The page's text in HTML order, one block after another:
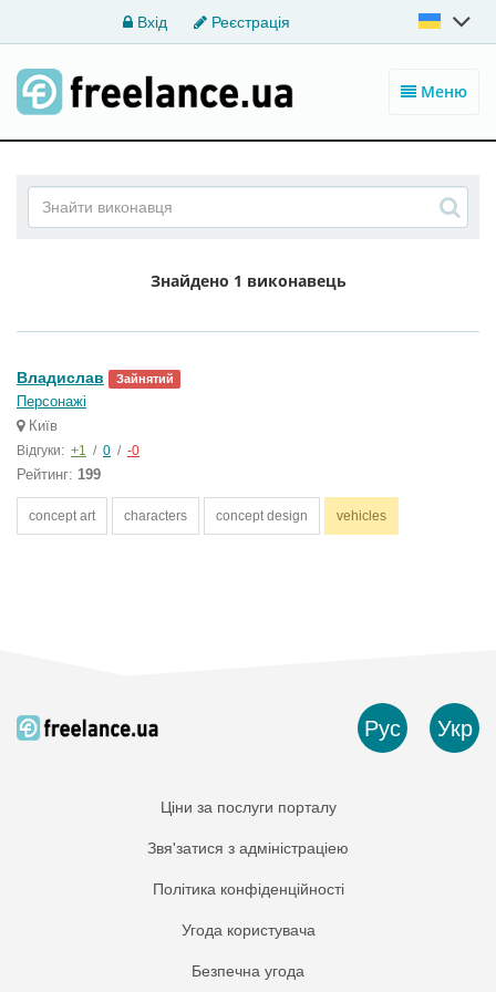
Вхід Реєстрація
Меню
Знайдено 1 виконавець
Владислав Зайнятий
Персонажі
Київ
Відгуки: +1 / 0 / -0
Рейтинг: 199
concept art characters concept design vehicles
Рус Укр
Ціни за послуги порталу
Звя'затися з адміністраціею
Політика конфіденційності
Угода користувача
Безпечна угода